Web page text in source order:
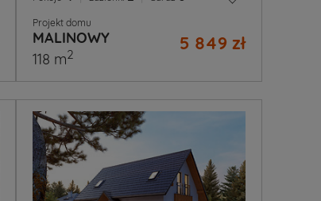
Projekt domu
MALINOWY 5 849 zł
118 m2